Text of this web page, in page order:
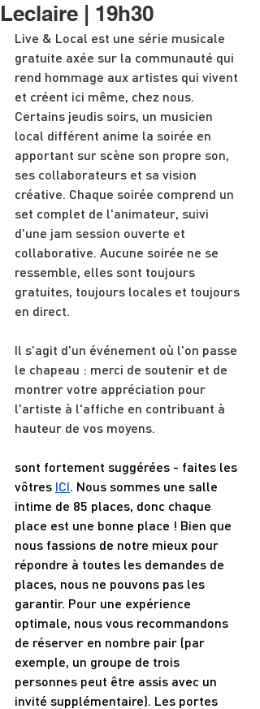
Leclaire | 19h30
Live & Local est une série musicale
gratuite axée sur la communauté qui
rend hommage aux artistes qui vivent
et créent ici même, chez nous.
Certains jeudis soirs, un musicien
local différent anime la soirée en
apportant sur scène son propre son,
ses collaborateurs et sa vision
créative. Chaque soirée comprend un
set complet de l'animateur, suivi
d'une jam session ouverte et
collaborative. Aucune soirée ne se
ressemble, elles sont toujours
gratuites, toujours locales et toujours
en direct.
Il s'agit d'un événement où l'on passe
le chapeau : merci de soutenir et de
montrer votre appréciation pour
l'artiste à l'affiche en contribuant à
hauteur de vos moyens.
sont fortement suggérées - faites les
vôtres ICI. Nous sommes une salle
intime de 85 places, donc chaque
place est une bonne place ! Bien que
nous fassions de notre mieux pour
répondre à toutes les demandes de
places, nous ne pouvons pas les
garantir. Pour une expérience
optimale, nous vous recommandons
de réserver en nombre pair (par
exemple, un groupe de trois
personnes peut être assis avec un
invité supplémentaire). Les portes